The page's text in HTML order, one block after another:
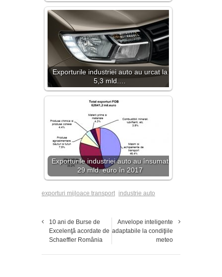
Exporturile industriei auto au urcat la
5,3 mld.…
Exporturile industriei auto au însumat
29 mld. euro în 2017
exporturi mijloace transport industrie auto
10 ani de Burse de
Excelenţă acordate de
Schaeffler România
Anvelope inteligente
adaptabile la condiţiile
meteo